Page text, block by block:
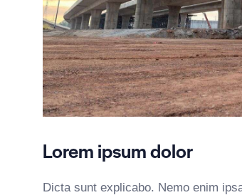
Lorem ipsum dolor
Dicta sunt explicabo. Nemo enim